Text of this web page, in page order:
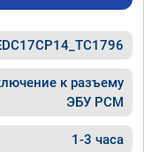
к разъему
ЭБУ PCM
1-3 часа